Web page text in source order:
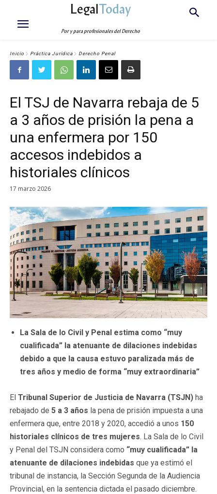
LegalToday
Por y para profesionales del Derecho
Inicio Práctica Jurídica Derecho Penal
El TSJ de Navarra rebaja de 5
a 3 años de prisión la pena a
una enfermera por 150
accesos indebidos a
historiales clínicos
17 marzo 2026
La Sala de lo Civil y Penal estima como “muy
cualificada” la atenuante de dilaciones indebidas
debido a que la causa estuvo paralizada más de
tres años y medio de forma “muy extraordinaria”
El Tribunal Superior de Justicia de Navarra (TSJN) ha
rebajado de 5 a 3 años la pena de prisión impuesta a una
enfermera que, entre 2018 y 2020, accedió a unos 150
historiales clínicos de tres mujeres. La Sala de lo Civil
y Penal del TSJN considera como “muy cualificada” la
atenuante de dilaciones indebidas que ya estimó el
tribunal de instancia, la Sección Segunda de la Audiencia
Provincial, en la sentencia dictada el pasado diciembre.